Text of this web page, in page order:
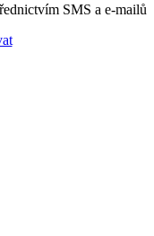
SMS a e-mailů